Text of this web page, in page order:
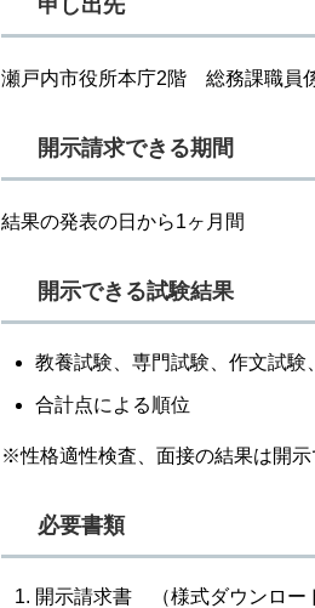
申し出先
瀬戸内市役所本庁2階 総務課職員
開示請求できる期間
結果の発表の日から1ヶ月間
開示できる試験結果
教養試験、専門試験、作文試
合計点による順位
※性格適性検査、面接の結果は開示
必要書類
開示請求書 （様式ダウン